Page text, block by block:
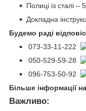
Полиці із сталі –
Докладна
Будемо раді
073-33-11-222
050-529-59-28
096-753-50-92
Більше інформації
Важливо: